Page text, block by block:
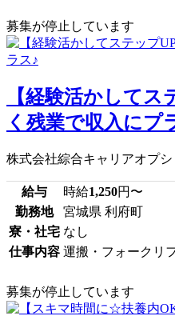
募集が停止しています
【経験活かしてス
く残業で収入にプ
株式会社綜合キャリアオプシ
給与 時給1,250円〜
勤務地
宮城県 利府町
寮・社宅 なし
仕事内容 運搬・フォークリ
募集が停止しています